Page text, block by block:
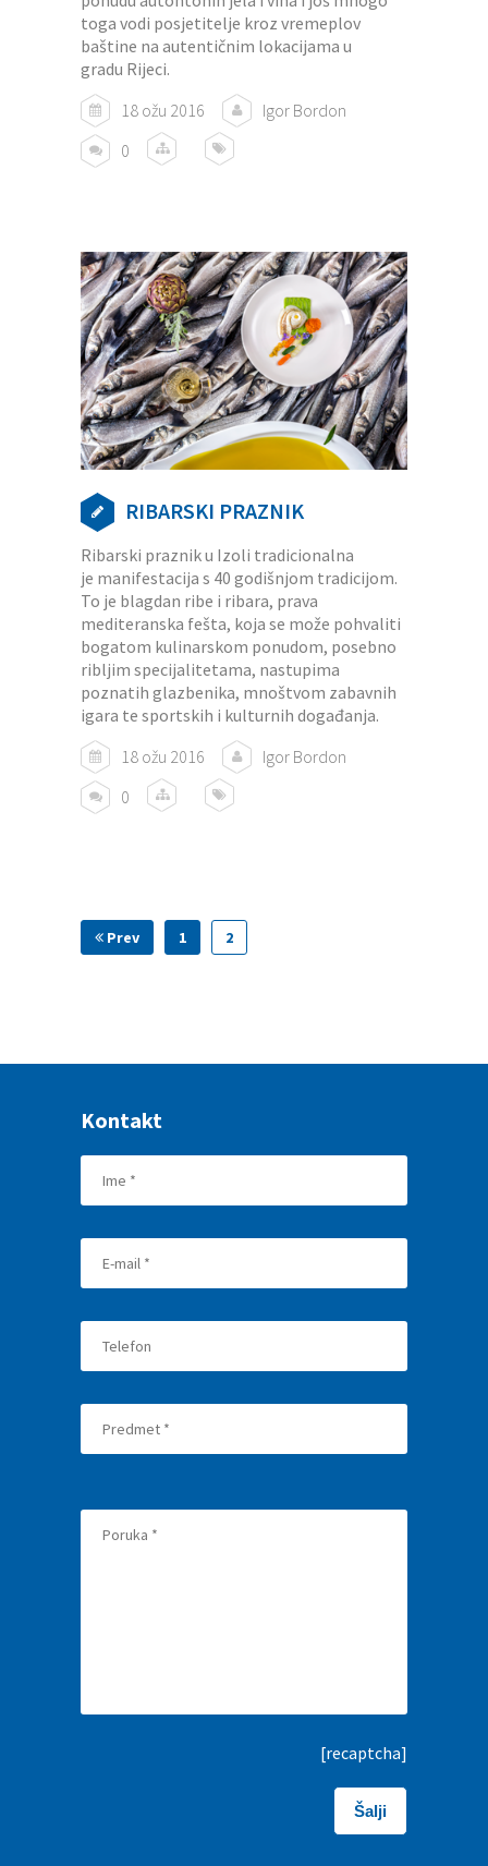
toga vodi posjetitelje kroz vremeplov
baštine na autentičnim lokacijama u
gradu Rijeci.
18 ožu 2016
Igor Bordon
0
RIBARSKI PRAZNIK
Ribarski praznik u Izoli tradicionalna
je manifestacija s 40 godišnjom tradicijom.
To je blagdan ribe i ribara, prava
mediteranska fešta, koja se može pohvaliti
bogatom kulinarskom ponudom, posebno
ribljim specijalitetama, nastupima
poznatih glazbenika, mnoštvom zabavnih
igara te sportskih i kulturnih događanja.
18 ožu 2016
Igor Bordon
0
Prev 1 2
Kontakt
[recaptcha]